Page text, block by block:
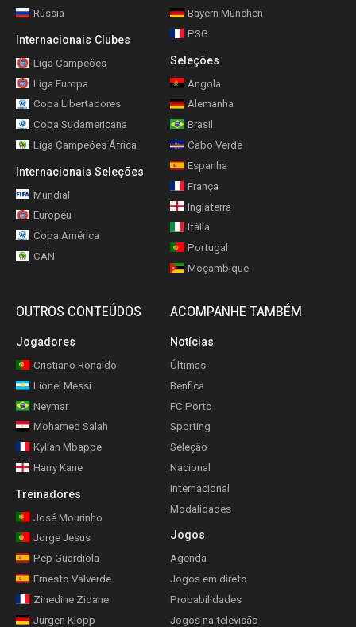
Rússia
Internacionais Clubes
Liga Campeões
Liga Europa
Copa Libertadores
Copa Sudamericana
Liga Campeões África
Internacionais Seleções
Mundial
Europeu
Copa América
CAN
Bayern München
PSG
Seleções
Angola
Alemanha
Brasil
Cabo Verde
Espanha
França
Inglaterra
Itália
Portugal
Moçambique
OUTROS CONTEÚDOS
Jogadores
Cristiano Ronaldo
Lionel Messi
Neymar
Mohamed Salah
Kylian Mbappe
Harry Kane
Treinadores
José Mourinho
Jorge Jesus
Pep Guardiola
Ernesto Valverde
Zinedine Zidane
Jurgen Klopp
ACOMPANHE TAMBÉM
Notícias
Últimas
Benfica
FC Porto
Sporting
Seleção
Nacional
Internacional
Modalidades
Jogos
Agenda
Jogos em direto
Probabilidades
Jogos na televisão